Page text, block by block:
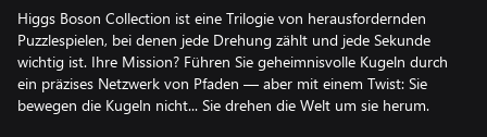
Higgs Boson Collection ist eine Trilogie von herausfordernden
Puzzlespielen, bei denen jede Drehung zählt und jede Sekunde
wichtig ist. Ihre Mission? Führen Sie geheimnisvolle Kugeln durch
ein präzises Netzwerk von Pfaden — aber mit einem Twist: Sie
bewegen die Kugeln nicht... Sie drehen die Welt um sie herum.